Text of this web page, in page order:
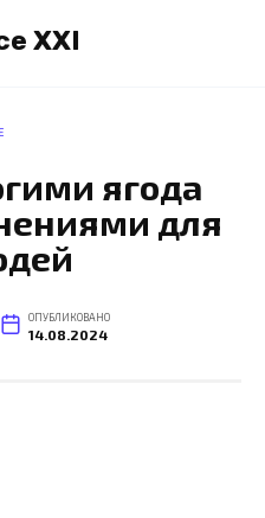
XXI
ягода
для
ОПУБЛИКОВАНО
14.08.2024